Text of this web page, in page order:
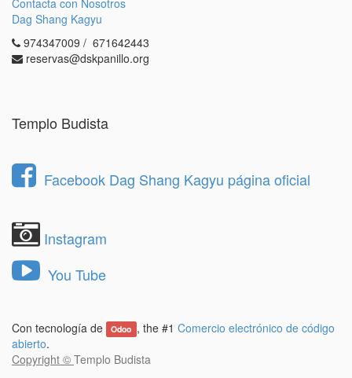
Contacta con Nosotros
Dag Shang Kagyu
974347009 / 671642443
reservas@dskpanillo.org
Templo Budista
Facebook Dag Shang Kagyu página oficial
Instagram
You Tube
Con tecnología de Odoo , the #1 Comercio electrónico de código
abierto.
Copyright © Templo Budista